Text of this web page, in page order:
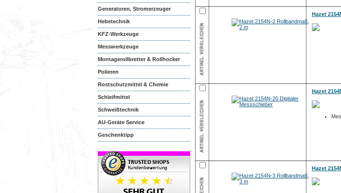
Generatoren, Stromerzeuger
Hebetechnik
KFZ-Werkzeuge
Messwerkzeuge
Montagerollbretter & Rollhocker
Polieren
Rostschutzmittel & Chemie
Schleifmittel
Schweißtechnik
AU-Geräte Service
Geschenktipp
Hazet
Hazet
Hazet